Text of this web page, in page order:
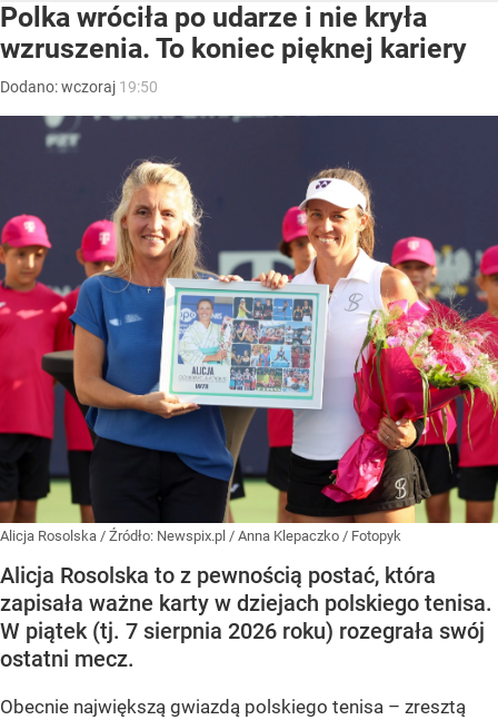
Polka wróciła po udarze i nie kryła
wzruszenia. To koniec pięknej kariery
Dodano:wczoraj 19:50
Alicja Rosolska / Źródło: Newspix.pl / Anna Klepaczko / Fotopyk
Alicja Rosolska to z pewnością postać, która
zapisała ważne karty w dziejach polskiego tenisa.
W piątek (tj. 7 sierpnia 2026 roku) rozegrała swój
ostatni mecz.
Obecnie największą gwiazdą polskiego tenisa – zresztą